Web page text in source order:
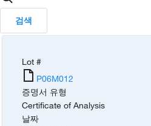
검색
Lot #
P06M012
증명서 유형
Certificate of Analysis
날짜